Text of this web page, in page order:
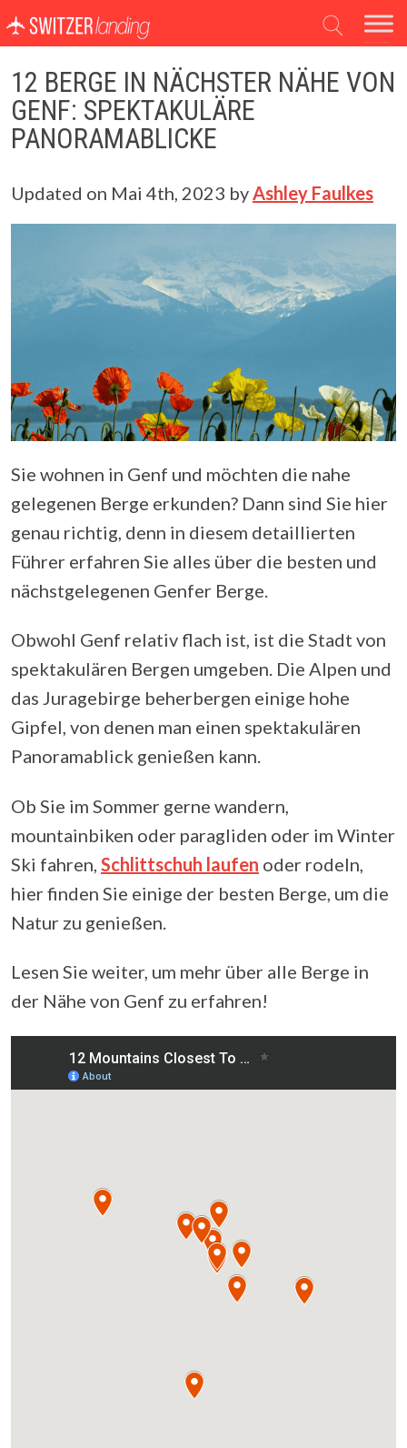
Hauptnavigation
12 BERGE IN NÄCHSTER NÄHE VON
GENF: SPEKTAKULÄRE
PANORAMABLICKE
Updated on Mai 4th, 2023 byAshley Faulkes
Sie wohnen in Genf und möchten die nahe
gelegenen Berge erkunden? Dann sind Sie hier
genau richtig, denn in diesem detaillierten
Führer erfahren Sie alles über die besten und
nächstgelegenen Genfer Berge.
Obwohl Genf relativ flach ist, ist die Stadt von
spektakulären Bergen umgeben. Die Alpen und
das Juragebirge beherbergen einige hohe
Gipfel, von denen man einen spektakulären
Panoramablick genießen kann.
Ob Sie im Sommer gerne wandern,
mountainbiken oder paragliden oder im Winter
Ski fahren, Schlittschuh laufen oder rodeln,
hier finden Sie einige der besten Berge, um die
Natur zu genießen.
Lesen Sie weiter, um mehr über alle Berge in
der Nähe von Genf zu erfahren!